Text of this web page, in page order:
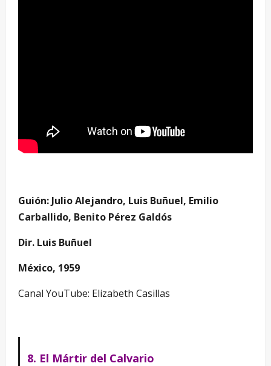
Guión: Julio Alejandro, Luis Buñuel, Emilio
Carballido, Benito Pérez Galdós
Dir. Luis Buñuel
México, 1959
Canal YouTube: Elizabeth Casillas
8. El Mártir del Calvario